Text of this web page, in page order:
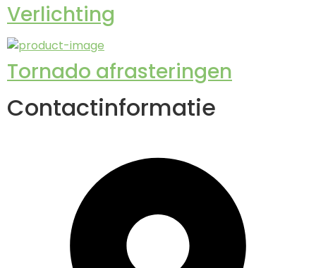
Verlichting
Tornado afrasteringen
Contactinformatie